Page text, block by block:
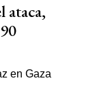
ataca,